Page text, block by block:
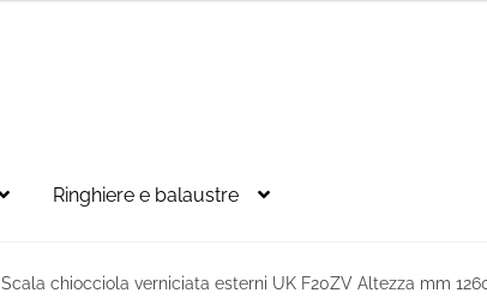
Ringhiere e balaustre
Scala chiocciola verniciata esterni UK F20ZV Altezza mm